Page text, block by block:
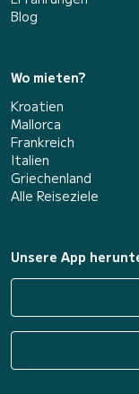
Blog
Wo mieten?
Kroatien
Mallorca
Frankreich
Italien
Griechenland
Alle Reiseziele
Unsere App